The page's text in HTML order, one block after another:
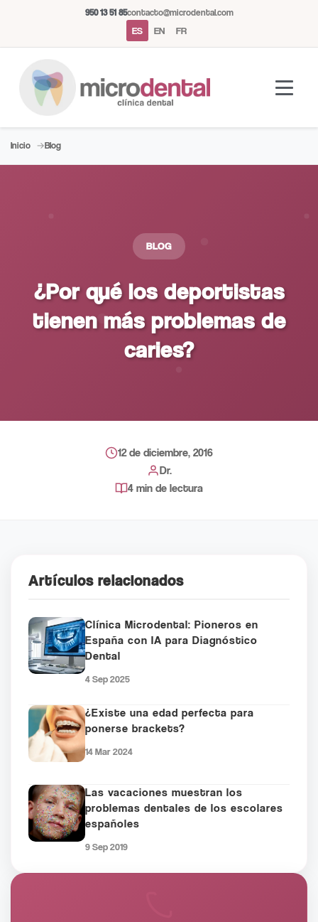
950 13 51 85contacto@microdental.com
ES EN FR
Inicio Blog
BLOG
¿Por qué los deportistas
tienen más problemas de
caries?
12 de diciembre, 2016
Dr.
4 min de lectura
Artículos relacionados
Clínica Microdental: Pioneros en
España con IA para Diagnóstico
Dental
4 Sep 2025
¿Existe una edad perfecta para
ponerse brackets?
14 Mar 2024
Las vacaciones muestran los
problemas dentales de los escolares
españoles
9 Sep 2019
Hoy